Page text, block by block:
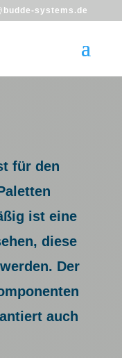
systems.de
für den
ist eine
diese
Der
auch